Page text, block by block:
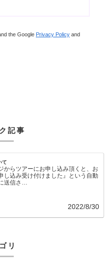
the Google Privacy Policy and
記事
て
からツアーにお申し込み頂くと、お
し込み受け付けました』という自動
送信さ…
2022/8/30
リ